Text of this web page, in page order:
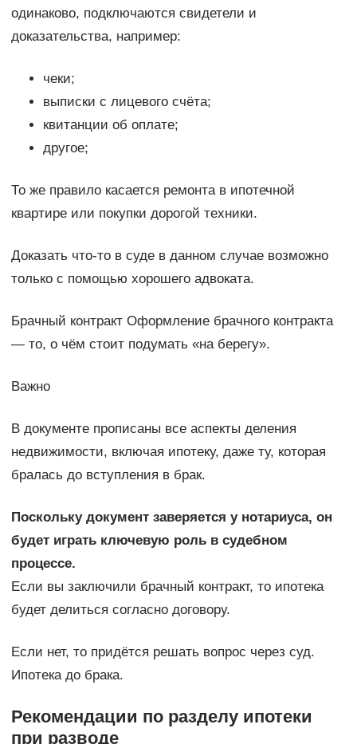
одинаково, подключаются свидетели и
доказательства, например:
чеки;
выписки с лицевого счёта;
квитанции об оплате;
другое;
То же правило касается ремонта в ипотечной
квартире или покупки дорогой техники.
Доказать что-то в суде в данном случае возможно
только с помощью хорошего адвоката.
Брачный контракт Оформление брачного контракта
— то, о чём стоит подумать «на берегу».
Важно
В документе прописаны все аспекты деления
недвижимости, включая ипотеку, даже ту, которая
бралась до вступления в брак.
Поскольку документ заверяется у нотариуса, он
будет играть ключевую роль в судебном
процессе.
Если вы заключили брачный контракт, то ипотека
будет делиться согласно договору.
Если нет, то придётся решать вопрос через суд.
Ипотека до брака.
Рекомендации по разделу ипотеки
при разводе